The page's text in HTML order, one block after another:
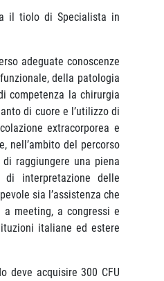
il tiolo di Specialista in
adeguate conoscenze
della patologia
competenza la chirurgia
di cuore e l’utilizzo di
extracorporea e
nell’ambito del percorso
raggiungere una piena
di interpretazione delle
sia l’assistenza che
meeting, a congressi e
italiane ed estere
deve acquisire 300 CFU